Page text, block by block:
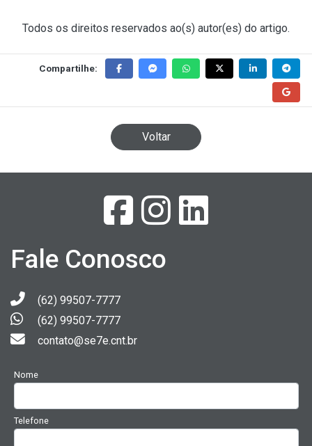
Todos os direitos reservados ao(s) autor(es) do artigo.
Compartilhe:
Voltar
Fale Conosco
(62) 99507-7777
(62) 99507-7777
contato@se7e.cnt.br
Nome
Telefone